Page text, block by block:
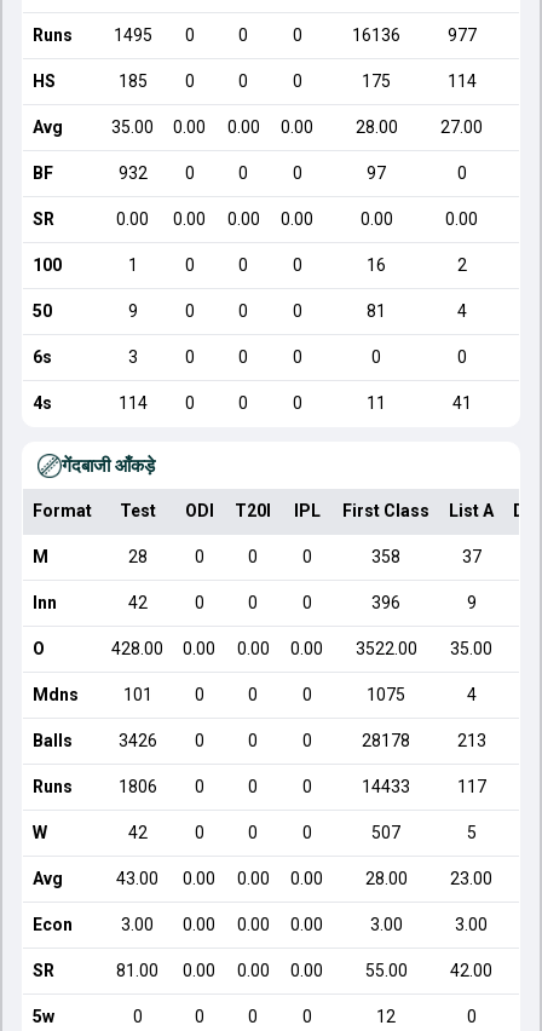
Runs 1495 0 0 0 16136 977
HS 185 0 0 0 175 114
Avg 35.00 0.00 0.00 0.00 28.00 27.00
BF 932 0 0 0 97 0
SR 0.00 0.00 0.00 0.00 0.00 0.00
100 1 0 0 0 16 2
50 9 0 0 0 81 4
6s 3 0 0 0 0 0
4s 114 0 0 0 11 41
गेंदबाजी आँकड़े
Format Test ODI T20I IPL First Class List A
M 28 0 0 0 358 37
Inn 42 0 0 0 396 9
O 428.00 0.00 0.00 0.00 3522.00 35.00
Mdns 101 0 0 0 1075 4
Balls 3426 0 0 0 28178 213
Runs 1806 0 0 0 14433 117
W 42 0 0 0 507 5
Avg 43.00 0.00 0.00 0.00 28.00 23.00
Econ 3.00 0.00 0.00 0.00 3.00 3.00
SR 81.00 0.00 0.00 0.00 55.00 42.00
5w 0 0 0 0 12 0